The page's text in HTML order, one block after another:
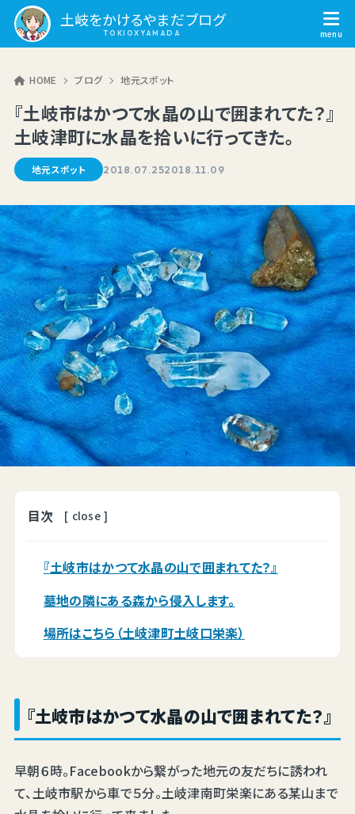
土岐をかけるやまだブログ
HOME ブログ 地元スポット
『土岐市はかつて水晶の山で囲まれてた？』
土岐津町に水晶を拾いに行ってきた。
2018.07.252018.11.09
地元スポット
目次 [ close ]
『土岐市はかつて水晶の山で囲まれてた？』
墓地の隣にある森から侵入します。
場所はこちら（土岐津町土岐口栄楽）
『土岐市はかつて水晶の山で囲まれてた？』
早朝６時。Facebookから繋がった地元の友だちに誘われ
て、土岐市駅から車で５分。土岐津南町栄楽にある某山まで